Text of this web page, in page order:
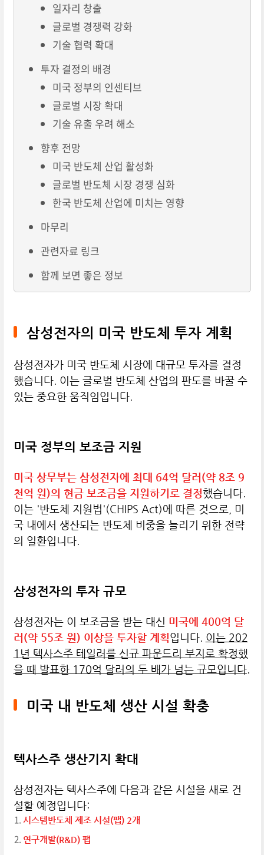
일자리 창출
글로벌 경쟁력 강화
기술 협력 확대
투자 결정의 배경
미국 정부의 인센티브
글로벌 시장 확대
기술 유출 우려 해소
향후 전망
미국 반도체 산업 활성화
글로벌 반도체 시장 경쟁 심화
한국 반도체 산업에 미치는 영향
마무리
관련자료 링크
함께 보면 좋은 정보
삼성전자의 미국 반도체 투자 계획
삼성전자가 미국 반도체 시장에 대규모 투자를 결정
했습니다. 이는 글로벌 반도체 산업의 판도를 바꿀 수
있는 중요한 움직임입니다.
미국 정부의 보조금 지원
미국 상무부는 삼성전자에 최대 64억 달러(약 8조 9
천억 원)의 현금 보조금을 지원하기로 결정했습니다.
이는 '반도체 지원법'(CHIPS Act)에 따른 것으로, 미
국 내에서 생산되는 반도체 비중을 늘리기 위한 전략
의 일환입니다.
삼성전자의 투자 규모
삼성전자는 이 보조금을 받는 대신 미국에 400억 달
러(약 55조 원) 이상을 투자할 계획입니다. 이는 202
1년 텍사스주 테일러를 신규 파운드리 부지로 확정했
을 때 발표한 170억 달러의 두 배가 넘는 규모입니다.
미국 내 반도체 생산 시설 확충
텍사스주 생산기지 확대
삼성전자는 텍사스주에 다음과 같은 시설을 새로 건
설할 예정입니다:
시스템반도체 제조 시설(팹) 2개
연구개발(R&D) 팹